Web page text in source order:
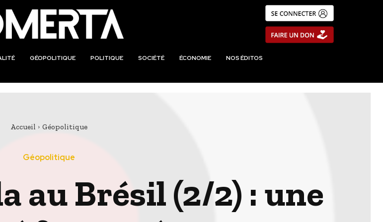
GÉOPOLITIQUE POLITIQUE SOCIÉTÉ ÉCONOMIE NOS ÉDITOS
Accueil Géopolitique
Géopolitique
au Brésil (2/2) : une